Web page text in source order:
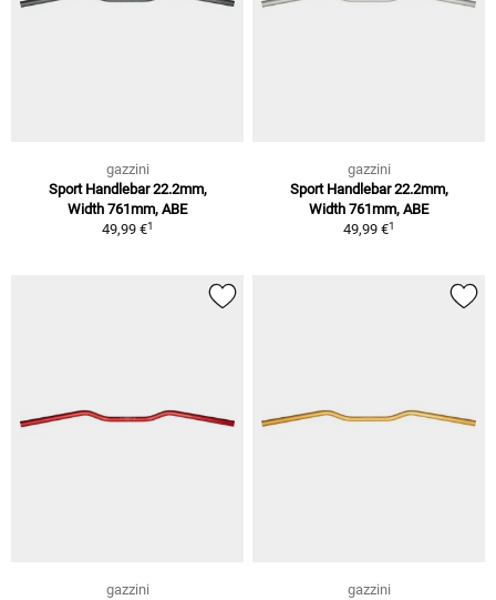
gazzini
Sport Handlebar 22.2mm,
Width 761mm, ABE
49,99 €1
gazzini
Sport Handlebar 22.2mm,
Width 761mm, ABE
49,99 €1
gazzini
gazzini